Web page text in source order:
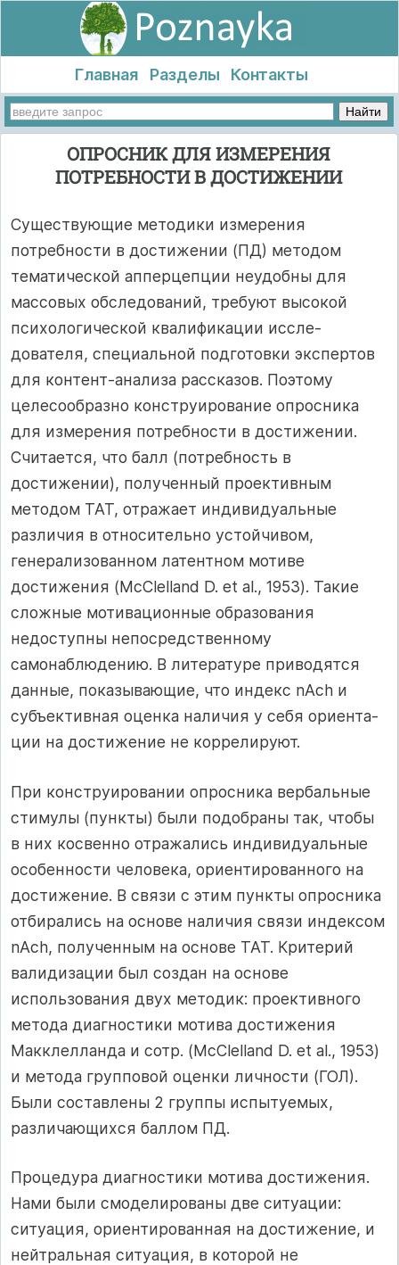
Главная Разделы Контакты
ОПРОСНИК ДЛЯ ИЗМЕРЕНИЯ
ПОТРЕБНОСТИ В ДОСТИЖЕНИИ
Существующие методики измерения
потребности в достижении (ПД) методом
тематической апперцепции неудобны для
массовых об­следований, требуют высокой
психологической квалификации иссле­
дователя, специальной подготовки экспертов
для контент-анализа рас­сказов. Поэтому
целесообразно конструирование опросника
для из­мерения потребности в достижении.
Считается, что балл (потребность в
достижении), полученный проективным
методом ТАТ, отражает ин­дивидуальные
различия в относительно устойчивом,
генерализован­ном латентном мотиве
достижения (McClelland D. et al., 1953). Такие
сложные мотивационные образования
недоступны непосредственно­му
самонаблюдению. В литературе приводятся
данные, показываю­щие, что индекс nAch и
субъективная оценка наличия у себя ориента­
ции на достижение не коррелируют.
При конструировании опросника вербальные
стимулы (пункты) были подобраны так, чтобы
в них косвенно отражались индивидуальные
особенности человека, ориентированного на
достижение. В связи с этим пункты опросника
отбирались на основе наличия связи индексом
nAch, полученным на основе ТАТ. Критерий
валидизации был создан на основе
использования двух методик: проективного
метода диагностики мотива достижения
Макклелланда и сотр. (McClelland D. et al., 1953)
и метода групповой оценки личности (ГОЛ).
Были составлены 2 группы испытуемых,
различающихся бал­лом ПД.
Процедура диагностики мотива достижения.
Нами были смо­делированы две ситуации:
ситуация, ориентированная на достиже­ние, и
нейтральная ситуация, в которой не